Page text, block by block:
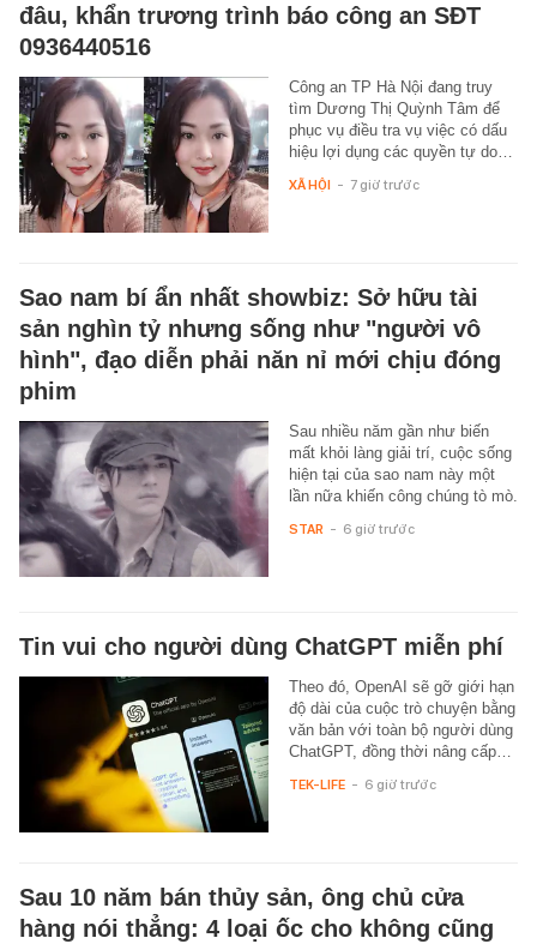
đâu, khẩn trương trình báo công an SĐT
0936440516
Công an TP Hà Nội đang truy
tìm Dương Thị Quỳnh Tâm để
phục vụ điều tra vụ việc có dấu
hiệu lợi dụng các quyền tự do…
XÃ HỘI - 7 giờ trước
Sao nam bí ẩn nhất showbiz: Sở hữu tài
sản nghìn tỷ nhưng sống như "người vô
hình", đạo diễn phải năn nỉ mới chịu đóng
phim
Sau nhiều năm gần như biến
mất khỏi làng giải trí, cuộc sống
hiện tại của sao nam này một
lần nữa khiến công chúng tò mò.
STAR - 6 giờ trước
Tin vui cho người dùng ChatGPT miễn phí
Theo đó, OpenAI sẽ gỡ giới hạn
độ dài của cuộc trò chuyện bằng
văn bản với toàn bộ người dùng
ChatGPT, đồng thời nâng cấp…
TEK-LIFE - 6 giờ trước
Sau 10 năm bán thủy sản, ông chủ cửa
hàng nói thẳng: 4 loại ốc cho không cũng